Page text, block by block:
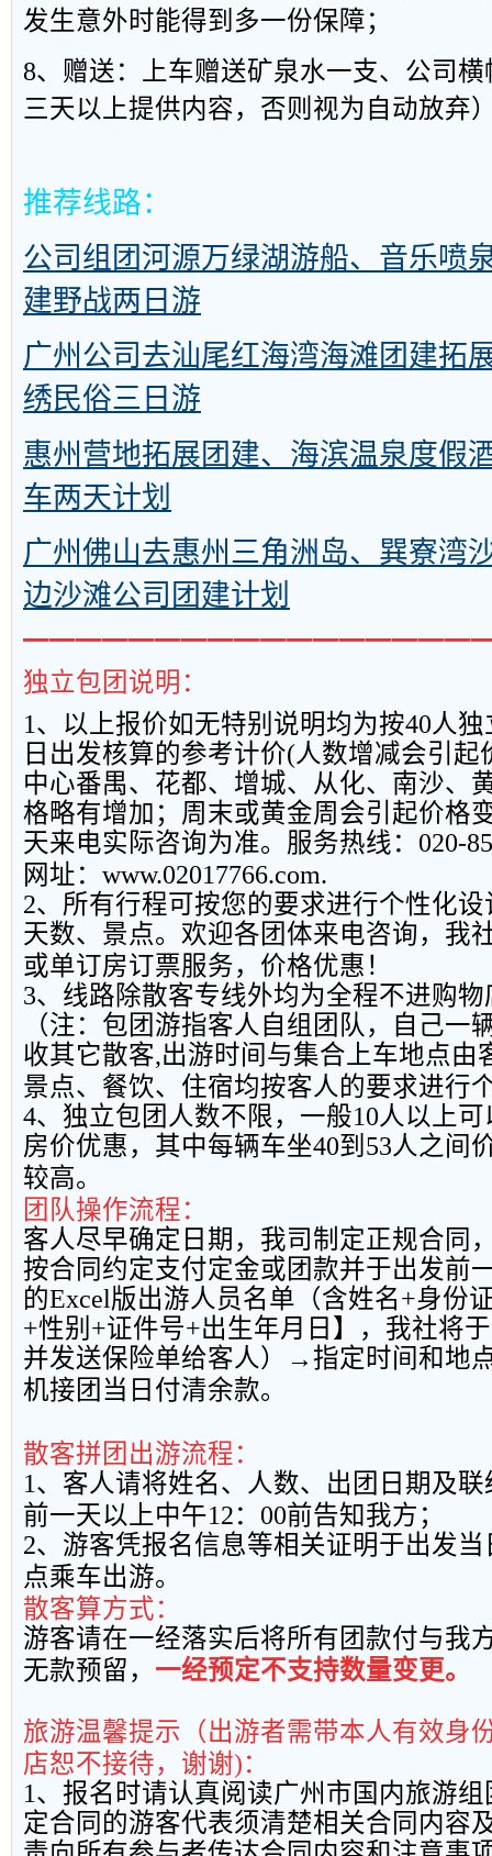
发生意外时能得到多一份保障；
8、赠送：上车赠送矿泉水一支、公司
三天以上提供内容，否则视为自动放弃
推荐线路：
公司组团河源万绿湖游船、音乐喷
建野战两日游
广州公司去汕尾红海湾海滩团建拓
绣民俗三日游
惠州营地拓展团建、海滨温泉度假
车两天计划
广州佛山去惠州三角洲岛、巽寮湾
边沙滩公司团建计划
独立包团说明：
1、以上报价如无特别说明均为按40人独
日出发核算的参考计价(人数增减会引起
中心番禺、花都、增城、从化、南沙、
格略有增加；周末或黄金周会引起价格
天来电实际咨询为准。服务热线： 020-
网址： www.02017766.com.
2、所有行程可按您的要求进行个性化
天数、景点。欢迎各团体来电咨询，我
或单订房订票服务，价格优惠！
3、线路除散客专线外均为全程不进购
（注：包团游指客人自组团队，自己一
收其它散客,出游时间与集合上车地点由
景点、餐饮、住宿均按客人的要求进行
4、独立包团人数不限，一般10人以上
房价优惠，其中每辆车坐40到 53人之间
较高。
团队操作流程：
客人尽早确定日期，我司制定正规合同
按合同约定支付定金或团款并于出发前
的Excel版出游人员名单（含姓名+身份
+性别 +证件号+出生年月日】，我社将
并发送保险单给客人）→指定时间和地
机接团当日付清余款。
散客拼团出游流程：
1、客人请将姓名、人数、出团日期及
前一天以上中午12： 00前告知我方；
2、游客凭报名信息等相关证明于出发
点乘车出游。
散客算方式：
游客请在一经落实后将所有团款付与我
无款预留， 一经预定不支持数量变更。
旅游温馨提示（出游者需带本人有效身
店恕不接待，谢谢)：
1、报名时请认真阅读广州市国内旅游
定合同的游客代表须清楚相关合同内容